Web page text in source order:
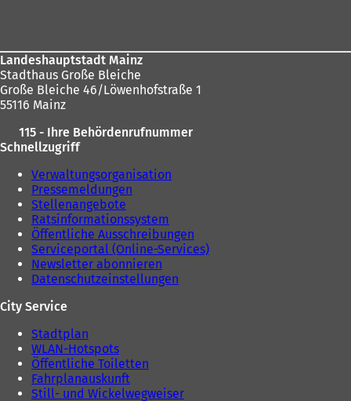
Landeshauptstadt Mainz
Stadthaus Große Bleiche
Große Bleiche 46/Löwenhofstraße 1
55116 Mainz
115 - Ihre Behördenrufnummer
Schnellzugriff
Verwaltungsorganisation
Pressemeldungen
Stellenangebote
Ratsinformationssystem
Öffentliche Ausschreibungen
Serviceportal (Online-Services)
Newsletter abonnieren
Datenschutzeinstellungen
City Service
Stadtplan
WLAN-Hotspots
Öffentliche Toiletten
Fahrplanauskunft
Still- und Wickelwegweiser